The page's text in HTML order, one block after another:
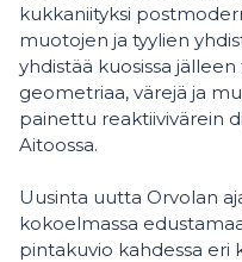
kukkaniityksi
muotojen ja tyylien
yhdistää kuosissa
geometriaa, värejä ja
painettu reaktiivivärein
Aitoossa.
Uusinta uutta Orvolan
kokoelmassa
pintakuvio kahdessa eri